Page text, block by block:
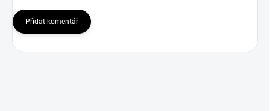
Přidat komentář